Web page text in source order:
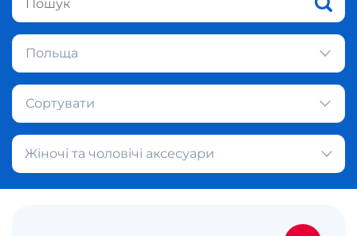
Польща
Сортувати
Жіночі та чоловічі аксесуари